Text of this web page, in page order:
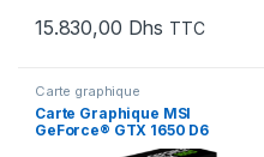
15.830,00 Dhs TTC
Carte graphique
Carte Graphique MSI
GeForce® GTX 1650 D6
VENTUS XS OCV3 (912-V812-